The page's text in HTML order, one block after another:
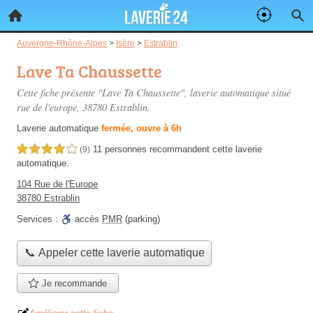
Auvergne-Rhône-Alpes > Isère > Estrablin
Lave Ta Chaussette
Cette fiche présente "Lave Ta Chaussette", laverie automatique situé
rue de l'europe, 38780 Estrablin.
Laverie automatique fermée, ouvre à 6h
4,0 étoiles sur 5 (9) 11 personnes recommandent cette laverie
automatique.
104 Rue de l'Europe
38780 Estrablin
Services :
accès PMR (parking)
📞 Appeler cette laverie automatique
Je recommande